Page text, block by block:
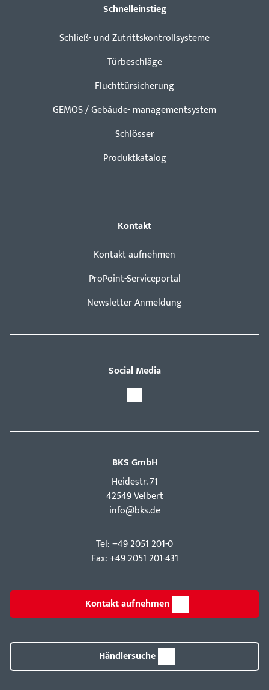
Schnelleinstieg
Schließ- und Zutrittskontrollsysteme
Türbeschläge
Fluchttürsicherung
GEMOS / Gebäude- managementsystem
Schlösser
Produktkatalog
Kontakt
Kontakt aufnehmen
ProPoint-Serviceportal
Newsletter Anmeldung
Social Media
BKS GmbH
Hei­destr. 71
42549 Velbert
info@bks.de
Tel: +49 2051 201-0
Fax: +49 2051 201-431
Kontakt aufnehmen
Händlersuche